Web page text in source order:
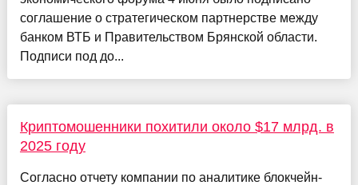
соглашение о стратегическом партнерстве между
банком ВТБ и Правительством Брянской области.
Подписи под до...
Криптомошенники похитили около $17 млрд. в
2025 году
Согласно отчету компании по аналитике блокчейн-